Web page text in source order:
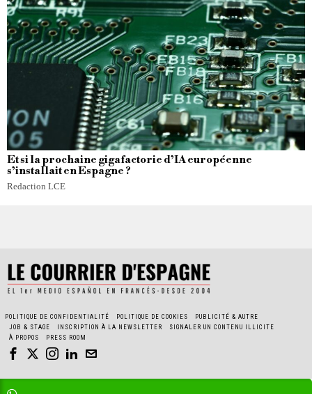
Et si la prochaine gigafactorie d’IA européenne
s’installait en Espagne ?
Redaction LCE
POLITIQUE DE CONFIDENTIALITÉ POLITIQUE DE COOKIES
PUBLICITÉ & AUTRE
JOB & STAGE
INSCRIPTION À LA NEWSLETTER
SIGNALER UN CONTENU ILLICITE
À PROPOS
PRESS ROOM